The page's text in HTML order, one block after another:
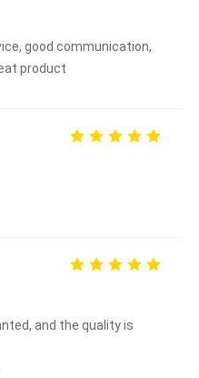
good communication,
product
and the quality is